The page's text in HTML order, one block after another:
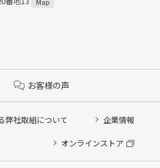
Map
お客様の声
弊社取組について 企業情報
オンラインストア